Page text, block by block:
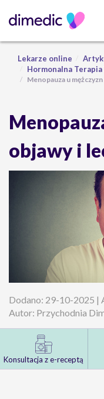
Lekarze online
Hormonalna
Menopauza u
objawy i
Dodano: 29-10-2025 |
Autor: Przychodnia
Konsultacja z e-receptą